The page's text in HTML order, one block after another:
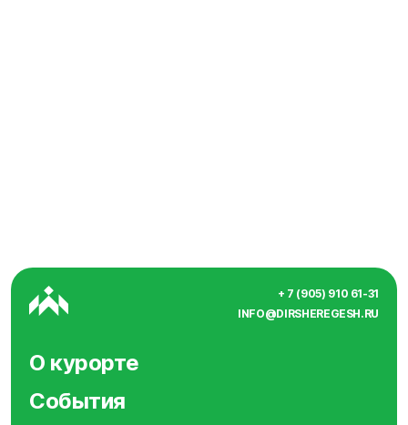
+ 7 (905) 910 61-31
INFO@DIRSHEREGESH.RU
О курорте
События